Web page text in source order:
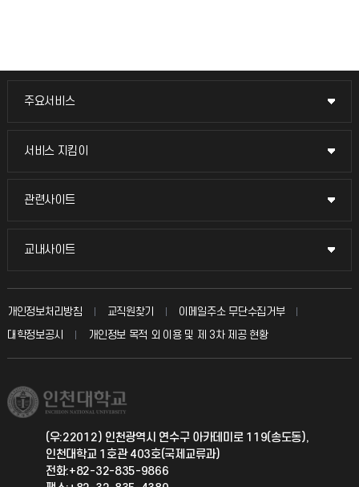
주요서비스
주요서비스
교무회의방송
입학안내
취업정보(학생)
서비스 지킴이
서비스 지킴이
묻고 답하기
칭찬마당
학생서비스 지킴이
관련사이트
관련사이트
국방헬프콜
총동문회
교내사이트
교내사이트
교수회
교육혁신본부
국제지원과
공자아카데미
개인정보처리방침 교직원찾기
이메일주소 무단수집거부
대학정보공시
개인정보 목적 외 이용 및 제 3차 제공 현황
(우:22012) 인천광역시 연수구 아카데미로 119(송도동),
인천대학교 1호관 403호(국제교류과)
전화:+82-32-835-9866